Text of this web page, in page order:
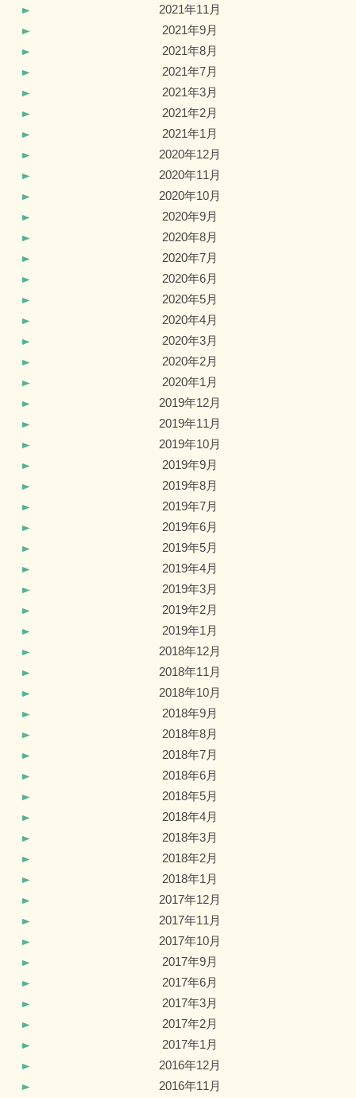
2021年11月
2021年9月
2021年8月
2021年7月
2021年3月
2021年2月
2021年1月
2020年12月
2020年11月
2020年10月
2020年9月
2020年8月
2020年7月
2020年6月
2020年5月
2020年4月
2020年3月
2020年2月
2020年1月
2019年12月
2019年11月
2019年10月
2019年9月
2019年8月
2019年7月
2019年6月
2019年5月
2019年4月
2019年3月
2019年2月
2019年1月
2018年12月
2018年11月
2018年10月
2018年9月
2018年8月
2018年7月
2018年6月
2018年5月
2018年4月
2018年3月
2018年2月
2018年1月
2017年12月
2017年11月
2017年10月
2017年9月
2017年6月
2017年3月
2017年2月
2017年1月
2016年12月
2016年11月